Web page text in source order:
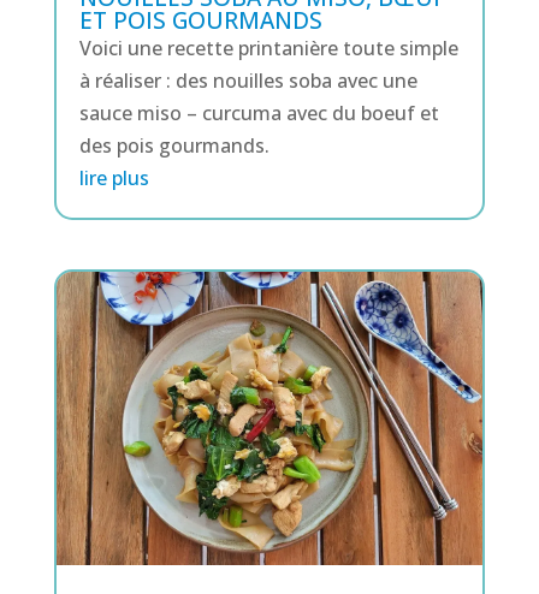
ET POIS GOURMANDS
Voici une recette printanière toute simple
à réaliser : des nouilles soba avec une
sauce miso – curcuma avec du boeuf et
des pois gourmands.
lire plus